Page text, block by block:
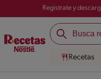
Registrate y
Recetas